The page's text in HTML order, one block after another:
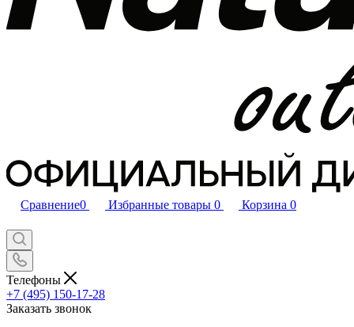
Сравнение0 Избранные товары 0 Корзина 0
Телефоны
+7 (495) 150-17-28
Заказать звонок